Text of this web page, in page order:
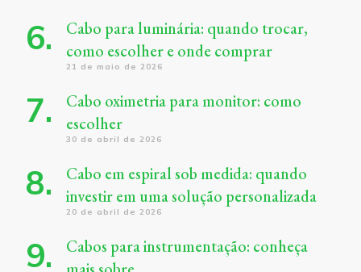
Cabo para luminária: quando trocar,
como escolher e onde comprar
21 de maio de 2026
Cabo oximetria para monitor: como
escolher
30 de abril de 2026
Cabo em espiral sob medida: quando
investir em uma solução personalizada
20 de abril de 2026
Cabos para instrumentação: conheça